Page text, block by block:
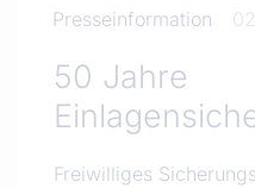
Presseinformation
50 Jahre
Freiwilliges